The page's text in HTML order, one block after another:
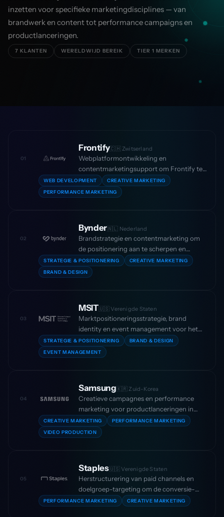
inzetten voor specifieke marketingdisciplines — van
brandwerk en content tot performance campaigns en
productlanceringen.
7 KLANTEN WERELDWIJD BEREIK TIER 1 MERKEN
01
Frontify🇨🇭 Zwitserland
Webplatformontwikkeling en
contentmarketingsupport om Frontify te
helpen hun brand management-product
te schalen in enterprise-markten, met een
stijging van 60% in trial sign-ups.
WEB DEVELOPMENT CREATIVE MARKETING
PERFORMANCE MARKETING
02
Bynder🇳🇱 Nederland
Brandstrategie en contentmarketing om
de positionering aan te scherpen en
enterprise-groei te versnellen voor een
van de meest toonaangevende DAM-
platformen uit Amsterdam, in een cruciale
STRATEGIE & POSITIONERING CREATIVE MARKETING
BRAND & DESIGN
03
MSIT 🇺🇸 Verenigde Staten
Marktpositioneringsstrategie, brand
identity en event management voor het
Amerikaanse technology institute — om
hun profiel binnen het hoger onderwijs te
versterken en het aantal aanmeldingen
STRATEGIE & POSITIONERING BRAND & DESIGN
EVENT MANAGEMENT
04
Samsung 🇰🇷 Zuid-Korea
Creatieve campagnes en performance
marketing voor productlanceringen in
Europese markten, met consistente
merkexpressie op schaal en meetbare
uplift in campagne-ROI.
CREATIVE MARKETING PERFORMANCE MARKETING
VIDEO PRODUCTION
05
Staples🇺🇸 Verenigde Staten
Herstructurering van paid channels en
doelgroep-targeting om de conversie-
efficiëntie binnen de Europese activiteiten
PERFORMANCE MARKETING CREATIVE MARKETING